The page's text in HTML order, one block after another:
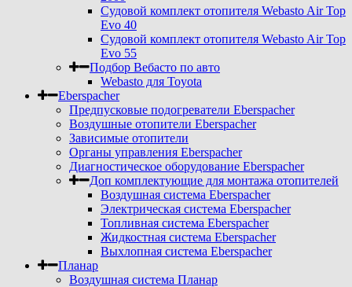
Судовой комплект отопителя Webasto Air Top
Evo 40
Судовой комплект отопителя Webasto Air Top
Evo 55
Подбор Вебасто по авто
Webasto для Toyota
Eberspacher
Предпусковые подогреватели Eberspacher
Воздушные отопители Eberspacher
Зависимые отопители
Органы управления Eberspacher
Диагностическое оборудование Eberspacher
Доп комплектующие для монтажа отопителей
Воздушная система Eberspacher
Электрическая система Eberspacher
Топливная система Eberspacher
Жидкостная система Eberspacher
Выхлопная система Eberspacher
Планар
Воздушная система Планар